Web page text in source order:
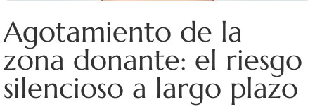
Agotamiento de la
zona donante: el riesgo
silencioso a largo plazo